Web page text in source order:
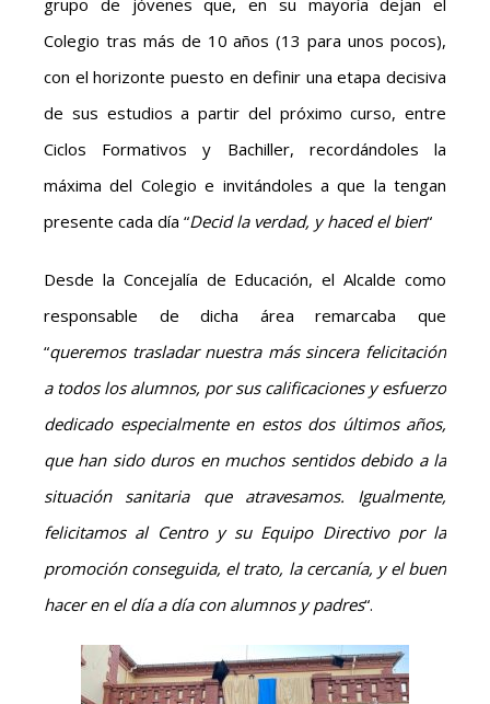
Colegio tras más de 10 años (13 para unos pocos),
con el horizonte puesto en definir una etapa decisiva
de sus estudios a partir del próximo curso, entre
Ciclos Formativos y Bachiller, recordándoles la
máxima del Colegio e invitándoles a que la tengan
presente cada día “Decid la verdad, y haced el bien“
Desde la Concejalía de Educación, el Alcalde como
responsable de dicha área remarcaba que
“queremos trasladar nuestra más sincera felicitación
a todos los alumnos, por sus calificaciones y esfuerzo
dedicado especialmente en estos dos últimos años,
que han sido duros en muchos sentidos debido a la
situación sanitaria que atravesamos. Igualmente,
felicitamos al Centro y su Equipo Directivo por la
promoción conseguida, el trato, la cercanía, y el buen
hacer en el día a día con alumnos y padres“.